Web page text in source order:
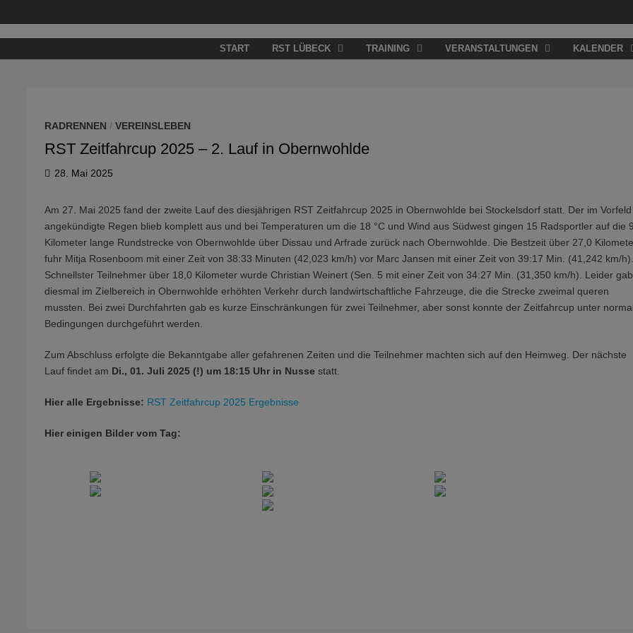
START
RST LÜBECK TRAINING VERANSTALTUNGEN KALENDER
RADRENNEN /VEREINSLEBEN
RST Zeitfahrcup 2025 – 2. Lauf in Obernwohlde
28. Mai 2025
Am 27. Mai 2025 fand der zweite Lauf des diesjährigen RST Zeitfahrcup 2025 in Obernwohlde bei Stockelsdorf statt. Der im Vorfeld
angekündigte Regen blieb komplett aus und bei Temperaturen um die 18 °C und Wind aus Südwest gingen 15 Radsportler auf die
Kilometer lange Rundstrecke von Obernwohlde über Dissau und Arfrade zurück nach Obernwohlde. Die Bestzeit über 27,0
fuhr Mitja Rosenboom mit einer Zeit von 38:33 Minuten (42,023 km/h) vor Marc Jansen mit einer Zeit von 39:17 Min. (41,242 km/h).
Schnellster Teilnehmer über 18,0 Kilometer wurde Christian Weinert (Sen. 5 mit einer Zeit von 34:27 Min. (31,350 km/h). Leider
diesmal im Zielbereich in Obernwohlde erhöhten Verkehr durch landwirtschaftliche Fahrzeuge, die die Strecke zweimal queren
mussten. Bei zwei Durchfahrten gab es kurze Einschränkungen für zwei Teilnehmer, aber sonst konnte der Zeitfahrcup unter
Bedingungen durchgeführt werden.
Zum Abschluss erfolgte die Bekanntgabe aller gefahrenen Zeiten und die Teilnehmer machten sich auf den Heimweg. Der nächste
Lauf findet am Di., 01. Juli 2025 (!) um 18:15 Uhr in Nusse statt.
Hier alle Ergebnisse: RST Zeitfahrcup 2025 Ergebnisse
Hier einigen Bilder vom Tag: